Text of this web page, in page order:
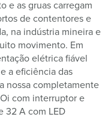
e as gruas carregam
de contentores e
na indústria mineira e
movimento. Em
elétrica fiável
a eficiência das
nossa completamente
com interruptor e
32 A com LED